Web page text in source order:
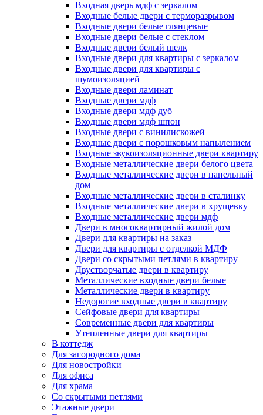
Входная дверь мдф с зеркалом
Входные белые двери с терморазрывом
Входные двери белые глянцевые
Входные двери белые с стеклом
Входные двери белый шелк
Входные двери для квартиры с зеркалом
Входные двери для квартиры с
шумоизоляцией
Входные двери ламинат
Входные двери мдф
Входные двери мдф дуб
Входные двери мдф шпон
Входные двери с винилискожей
Входные двери с порошковым напылением
Входные звукоизоляционные двери квартиру
Входные металлические двери белого цвета
Входные металлические двери в панельный
дом
Входные металлические двери в сталинку
Входные металлические двери в хрущевку
Входные металлические двери мдф
Двери в многоквартирный жилой дом
Двери для квартиры на заказ
Двери для квартиры с отделкой МДФ
Двери со скрытыми петлями в квартиру
Двустворчатые двери в квартиру
Металлические входные двери белые
Металлические двери в квартиру
Недорогие входные двери в квартиру
Сейфовые двери для квартиры
Современные двери для квартиры
Утепленные двери для квартиры
В коттедж
Для загородного дома
Для новостройки
Для офиса
Для храма
Со скрытыми петлями
Этажные двери